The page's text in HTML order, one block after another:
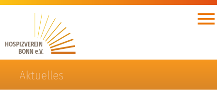
HOSPIZVEREIN
BONN e.V.
Aktuelles